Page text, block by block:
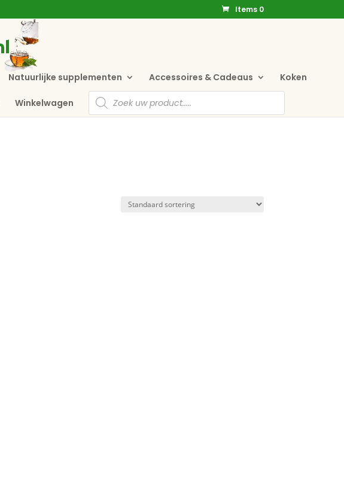
Items 0
Natuurlijke supplementen Accessoires & Cadeaus Koken
Winkelwagen
Producten
zoeken